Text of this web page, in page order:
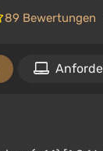
89 Bewertungen